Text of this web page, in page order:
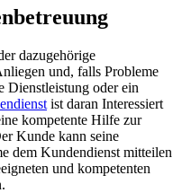
dazugehörige
und, falls Probleme
Dienstleistung oder ein
ist daran Interessiert
kompetente Hilfe zur
Kunde kann seine
dem Kundendienst mitteilen
und kompetenten